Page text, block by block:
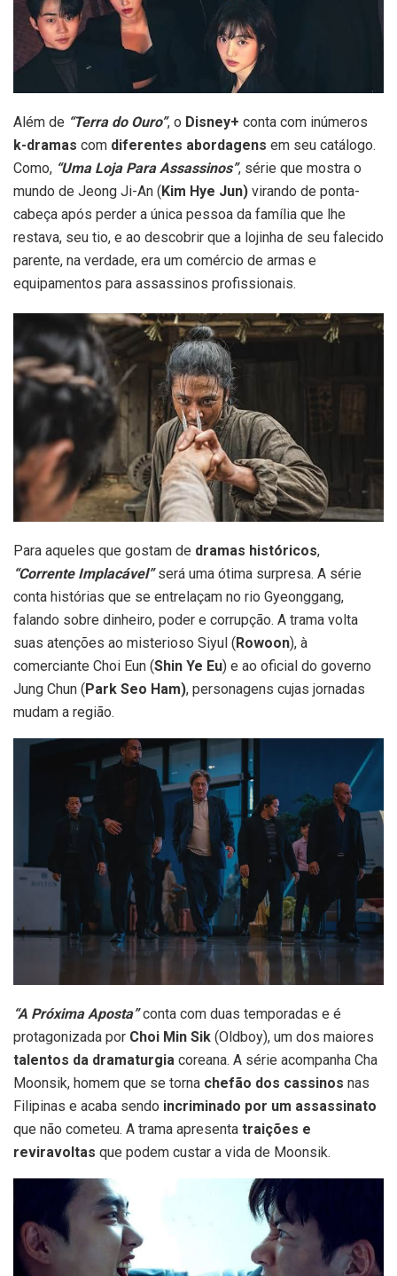
Além de “Terra do Ouro”, o Disney+ conta com inúmeros
k-dramas com diferentes abordagens em seu catálogo.
Como, “Uma Loja Para Assassinos”, série que mostra o
mundo de Jeong Ji-An (Kim Hye Jun) virando de ponta-
cabeça após perder a única pessoa da família que lhe
restava, seu tio, e ao descobrir que a lojinha de seu falecido
parente, na verdade, era um comércio de armas e
equipamentos para assassinos profissionais.
Para aqueles que gostam de dramas históricos,
“Corrente Implacável”será uma ótima surpresa. A série
conta histórias que se entrelaçam no rio Gyeonggang,
falando sobre dinheiro, poder e corrupção. A trama volta
suas atenções ao misterioso Siyul (Rowoon), à
comerciante Choi Eun (Shin Ye Eu) e ao oficial do governo
Jung Chun (Park Seo Ham), personagens cujas jornadas
mudam a região.
“A Próxima Aposta”conta com duas temporadas e é
protagonizada por Choi Min Sik (Oldboy), um dos maiores
talentos da dramaturgia coreana. A série acompanha Cha
Moonsik, homem que se torna chefão dos cassinos nas
Filipinas e acaba sendo incriminado por um assassinato
que não cometeu. A trama apresenta traições e
reviravoltas que podem custar a vida de Moonsik.